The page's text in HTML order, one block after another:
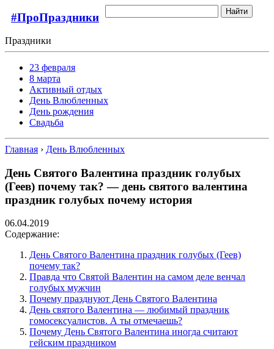
#ПроПраздники Найти
Праздники
23 февраля
8 марта
Активный отдых
День Влюбленных
День рождения
Свадьба
Главная › День Влюбленных
День Святого Валентина праздник голубых
(Геев) почему так? — день святого валентина
праздник голубых почему история
06.04.2019
Содержание:
День Святого Валентина праздник голубых (Геев)
почему так?
Правда что Святой Валентин на самом деле венчал
голубых мужчин
Почему празднуют День Святого Валентина
День святого Валентина — любимый праздник
гомосексуалистов. А ты отмечаешь?
Почему День Святого Валентина иногда считают
гейским праздником